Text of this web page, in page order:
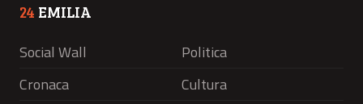
24 EMILIA
Social Wall
Politica
Cronaca
Cultura